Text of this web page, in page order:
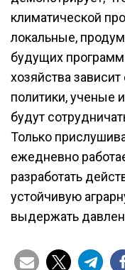
климатической
локальные,
будущих программ
хозяйства зависит
политики, ученые
будут
Только
ежедневно
разработать
устойчивую
выдержать